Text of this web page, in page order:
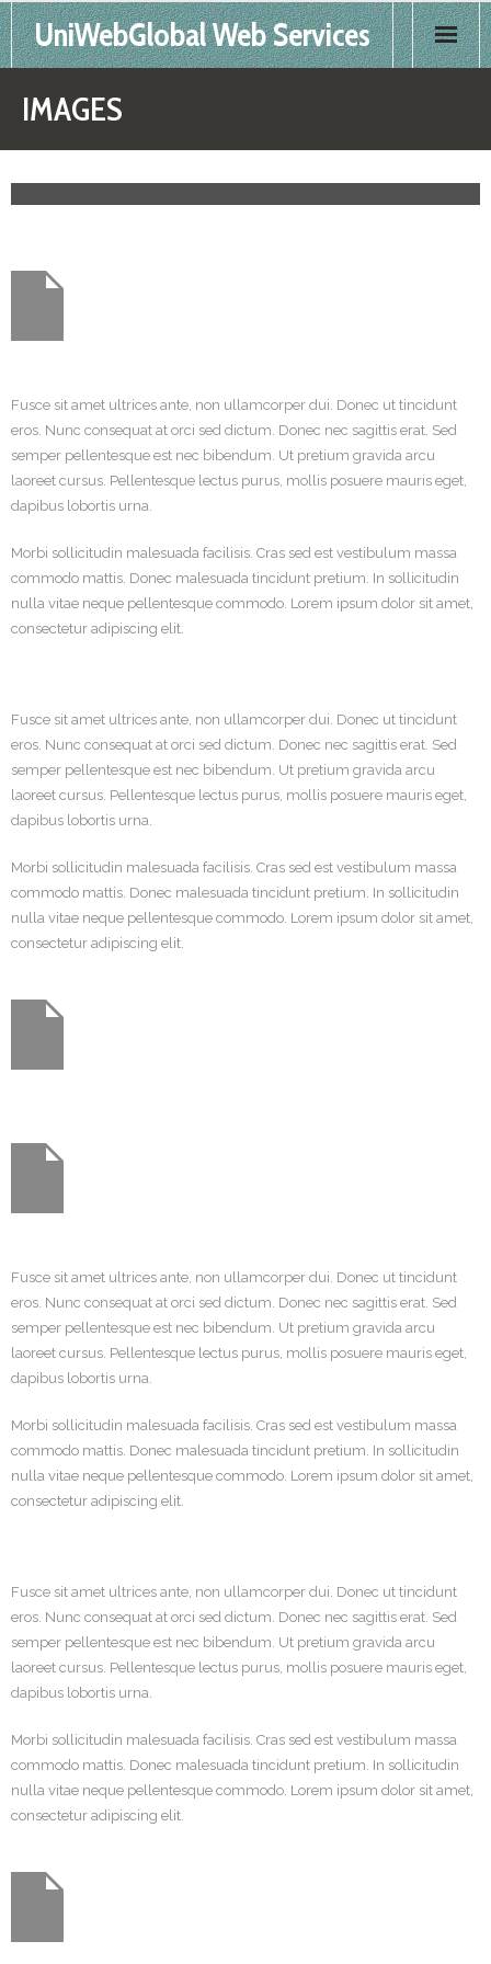
UniWebGlobal Web Services
Home
Products
FAQS
Contact
IMAGES
Fusce sit amet ultrices ante, non ullamcorper dui. Donec ut tincidunt
eros. Nunc consequat at orci sed dictum. Donec nec sagittis erat. Sed
semper pellentesque est nec bibendum. Ut pretium gravida arcu
laoreet cursus. Pellentesque lectus purus, mollis posuere mauris eget,
dapibus lobortis urna.
Morbi sollicitudin malesuada facilisis. Cras sed est vestibulum massa
commodo mattis. Donec malesuada tincidunt pretium. In sollicitudin
nulla vitae neque pellentesque commodo. Lorem ipsum dolor sit amet,
consectetur adipiscing elit.
Fusce sit amet ultrices ante, non ullamcorper dui. Donec ut tincidunt
eros. Nunc consequat at orci sed dictum. Donec nec sagittis erat. Sed
semper pellentesque est nec bibendum. Ut pretium gravida arcu
laoreet cursus. Pellentesque lectus purus, mollis posuere mauris eget,
dapibus lobortis urna.
Morbi sollicitudin malesuada facilisis. Cras sed est vestibulum massa
commodo mattis. Donec malesuada tincidunt pretium. In sollicitudin
nulla vitae neque pellentesque commodo. Lorem ipsum dolor sit amet,
consectetur adipiscing elit.
Fusce sit amet ultrices ante, non ullamcorper dui. Donec ut tincidunt
eros. Nunc consequat at orci sed dictum. Donec nec sagittis erat. Sed
semper pellentesque est nec bibendum. Ut pretium gravida arcu
laoreet cursus. Pellentesque lectus purus, mollis posuere mauris eget,
dapibus lobortis urna.
Morbi sollicitudin malesuada facilisis. Cras sed est vestibulum massa
commodo mattis. Donec malesuada tincidunt pretium. In sollicitudin
nulla vitae neque pellentesque commodo. Lorem ipsum dolor sit amet,
consectetur adipiscing elit.
Fusce sit amet ultrices ante, non ullamcorper dui. Donec ut tincidunt
eros. Nunc consequat at orci sed dictum. Donec nec sagittis erat. Sed
semper pellentesque est nec bibendum. Ut pretium gravida arcu
laoreet cursus. Pellentesque lectus purus, mollis posuere mauris eget,
dapibus lobortis urna.
Morbi sollicitudin malesuada facilisis. Cras sed est vestibulum massa
commodo mattis. Donec malesuada tincidunt pretium. In sollicitudin
nulla vitae neque pellentesque commodo. Lorem ipsum dolor sit amet,
consectetur adipiscing elit.